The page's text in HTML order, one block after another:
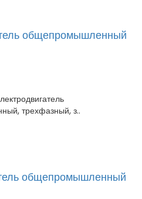
общепромышленный
трехфазный, з..
общепромышленный